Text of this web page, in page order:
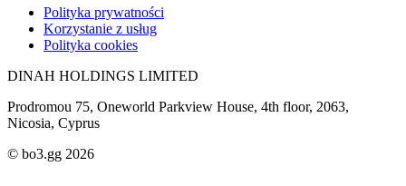
Polityka prywatności
Korzystanie z usług
Polityka cookies
DINAH HOLDINGS LIMITED
Prodromou 75, Oneworld Parkview House, 4th floor, 2063,
Nicosia, Cyprus
© bo3.gg 2026